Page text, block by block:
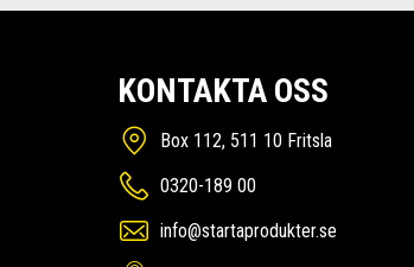
KONTAKTA OSS
Box 112, 511 10 Fritsla
0320-189 00
info@startaprodukter.se